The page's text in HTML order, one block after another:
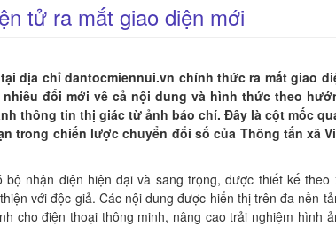
tử ra mắt giao diện mới
địa chỉ dantocmiennui.vn chính thức ra mắt giao
đổi mới về cả nội dung và hình thức theo
thông tin thị giác từ ảnh báo chí. Đây là cột mốc
trong chiến lược chuyển đổi số của Thông tấn xã
nhận diện hiện đại và sang trọng, được thiết kế theo
với độc giả. Các nội dung được hiển thị trên đa nền
cho điện thoại thông minh, nâng cao trải nghiệm hình